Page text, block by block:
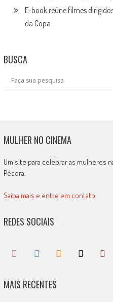
E-book reúne filmes
da Copa
BUSCA
MULHER NO CINEMA
Um site para celebrar as mulheres
Pécora.
Saiba mais e entre em contato
REDES SOCIAIS
MAIS RECENTES